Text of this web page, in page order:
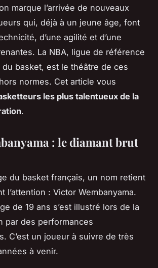
marque l’arrivée de nouveaux
qui, déjà à un jeune âge, font
d’une agilité et d’une
La NBA, ligue de référence
basket, est le théâtre de ces
normes. Cet article vous
les plus talentueux de la
.
: le diamant brut
du basket français, un nom retient
l’attention : Victor Wembanyama.
de 19 ans s’est illustré lors de la
par des performances
C’est un joueur à suivre de très
à venir.